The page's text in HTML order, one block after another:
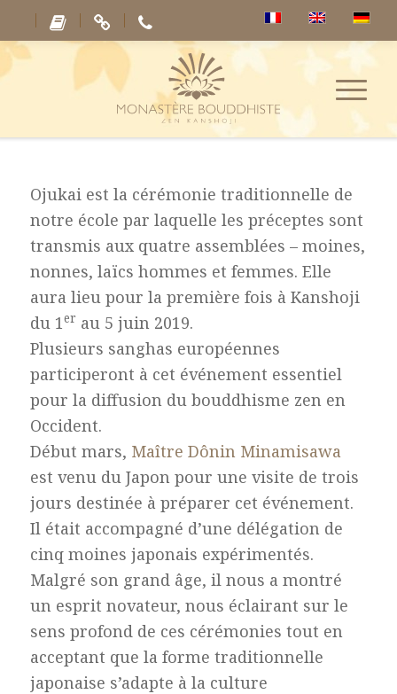
Ojukai est la cérémonie traditionnelle de
notre école par laquelle les préceptes sont
transmis aux quatre assemblées – moines,
nonnes, laïcs hommes et femmes. Elle
aura lieu pour la première fois à Kanshoji
du 1er au 5 juin 2019.
Plusieurs sanghas européennes
participeront à cet événement essentiel
pour la diffusion du bouddhisme zen en
Occident.
Début mars, Maître Dônin Minamisawa
est venu du Japon pour une visite de trois
jours destinée à préparer cet événement.
Il était accompagné d’une délégation de
cinq moines japonais expérimentés.
Malgré son grand âge, il nous a montré
un esprit novateur, nous éclairant sur le
sens profond de ces cérémonies tout en
acceptant que la forme traditionnelle
japonaise s’adapte à la culture